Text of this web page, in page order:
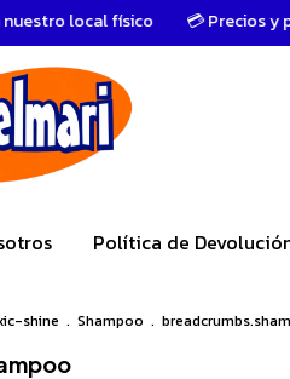
local físico 💳 Precios y
Política de
shine . Shampoo .